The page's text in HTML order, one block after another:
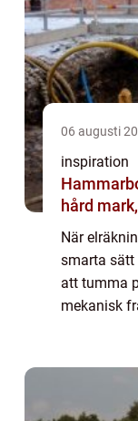
06 augusti
inspiration
Hammarborrning
hård
När
smarta sätt
att tumma
mekanisk